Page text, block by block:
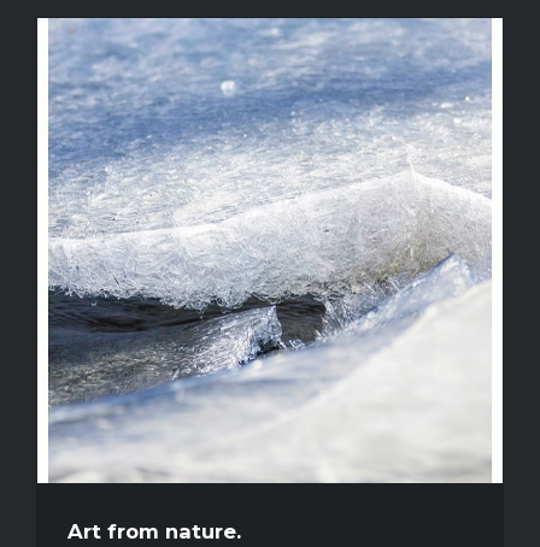
Art from nature.